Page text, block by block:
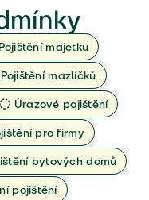
Pojištění majetku
Pojištění mazlíčků
Úrazové pojištění
pro firmy
bytových domů
pojištění